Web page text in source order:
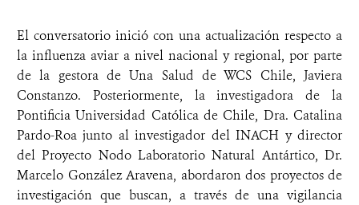
El conversatorio inició con una actualización respecto a
la influenza aviar a nivel nacional y regional, por parte
de la gestora de Una Salud de WCS Chile, Javiera
Constanzo. Posteriormente, la investigadora de la
Pontificia Universidad Católica de Chile, Dra. Catalina
Pardo-Roa junto al investigador del INACH y director
del Proyecto Nodo Laboratorio Natural Antártico, Dr.
Marcelo González Aravena, abordaron dos proyectos de
investigación que buscan, a través de una vigilancia